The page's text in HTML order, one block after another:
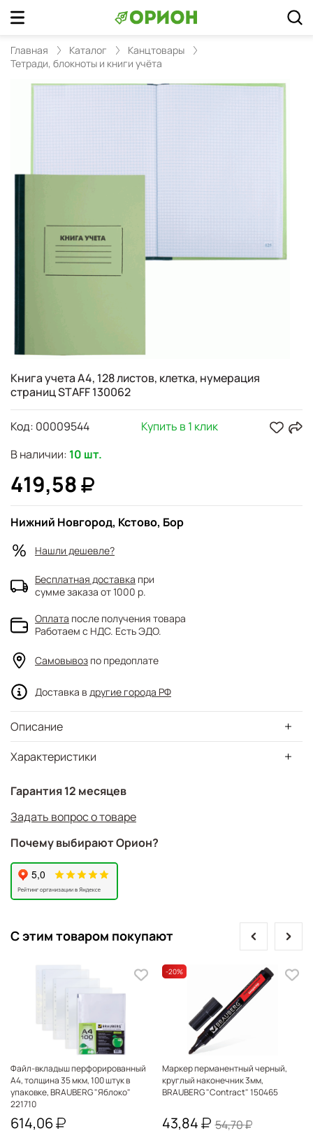
Главная Каталог
Канцтовары
Тетради, блокноты и книги учёта
Книга учета А4, 128 листов, клетка, нумерация
страниц STAFF 130062
Характеристики
Описание
Гарантия 12 месяцев
Задать вопрос о товаре
Почему выбирают Орион?
В наличии: 10 шт.
419,58
Код: 00009544 Купить в 1 клик
Нижний Новгород, Кстово, Бор
Нашли дешевле?
Бесплатная доставка при
сумме заказа от 1000 р.
Оплата после получения товара
Работаем с НДС. Есть ЭДО.
Самовывоз по предоплате
Доставка в другие города РФ
С этим товаром покупают
Файл-вкладыш перфорированный
А4, толщина 35 мкм, 100 штук в
упаковке, BRAUBERG "Яблоко"
221710
614,06
-20%
Маркер перманентный черный,
круглый наконечник 3мм,
BRAUBERG "Contract" 150465
43,84 54,70
prev next